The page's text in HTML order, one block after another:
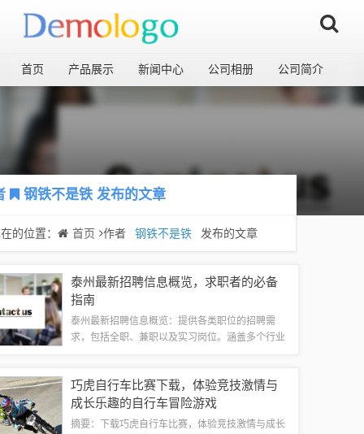
首页 产品展示 新闻中心 公司相册 公司简介
钢铁不是铁发布的文章
的位置： 首页 作者 钢铁不是铁 发布的文章
泰州最新招聘信息概览，求职者的必备
指南
泰州最新招聘信息概览：提供各类职位的招聘需
求，包括全职、兼职以及实习岗位。涵盖多个行业
遇和福利。为泰州地区求职者提供最新的招聘信...
巧虎自行车比赛下载，体验竞技激情与
成长乐趣的自行车冒险游戏
摘要：下载巧虎自行车比赛，体验竞技激情与成长